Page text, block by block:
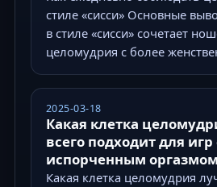
стиле «сисси» Основные
в стиле «сисси» сочетает
целомудрия с более
2025-03-18
Какая клетка
всего подходит для игр
испорченным
Какая клетка целомудрия